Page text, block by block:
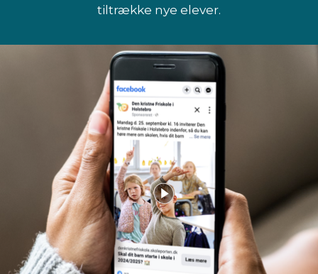
tiltrække nye elever.